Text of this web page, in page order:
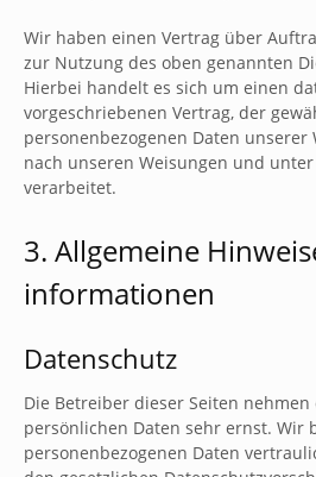
Wir haben einen Vertrag über
zur Nutzung des oben genannten
Hierbei handelt es sich um einen
vorgeschriebenen Vertrag, der
personenbezogenen Daten
nach unseren Weisungen und unter
verarbeitet.
3. Allgemeine
informationen
Datenschutz
Die Betreiber dieser Seiten
persönlichen Daten sehr ernst. Wir
personenbezogenen Daten